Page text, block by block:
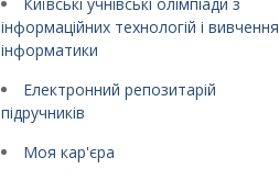
інформаційних технологій і вивчення
інформатики
Електронний репозитарій
підручників
Моя кар'єра